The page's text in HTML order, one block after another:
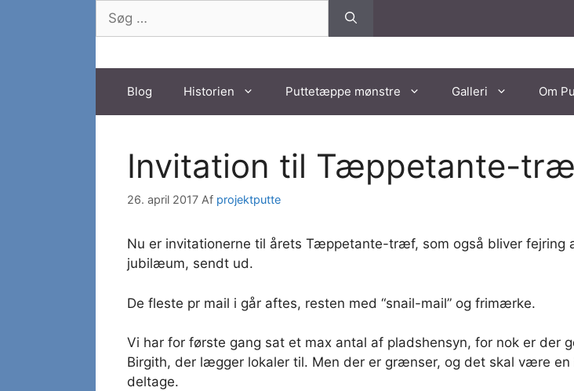
Søg
efter:
Blog Historien Puttetæppe mønstre Galleri Om
Invitation til Tæppetante-
26. april 2017 Af projektputte
Nu er invitationerne til årets Tæppetante-træf, som også bliver fejring
jubilæum, sendt ud.
De fleste pr mail i går aftes, resten med “snail-mail” og frimærke.
Vi har for første gang sat et max antal af pladshensyn, for nok er der
Birgith, der lægger lokaler til. Men der er grænser, og det skal være en
deltage.